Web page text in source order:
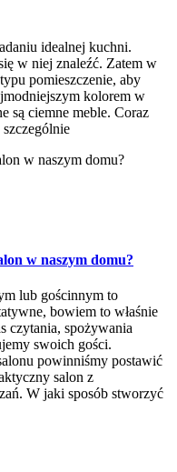
idealnej kuchni.
w niej znaleźć. Zatem w
pomieszczenie, aby
kolorem w
są ciemne meble. Coraz
w naszym domu?
lub gościnnym to
bowiem to właśnie
czytania, spożywania
swoich gości.
powinniśmy postawić
salon z
W jaki sposób stworzyć